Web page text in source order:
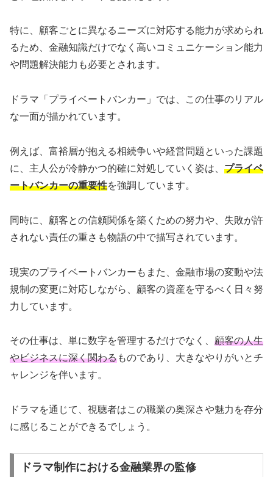
特に、顧客ごとに異なるニーズに対応する能力が求められ
るため、金融知識だけでなく高いコミュニケーション能力
や問題解決能力も必要とされます。
ドラマ「プライベートバンカー」では、この仕事のリアル
な一面が描かれています。
例えば、富裕層が抱える相続争いや経営問題といった課題
に、主人公が冷静かつ的確に対処していく姿は、 プライベ
ートバンカーの重要性を強調しています。
同時に、顧客との信頼関係を築くための努力や、失敗が許
されない責任の重さも物語の中で描写されています。
現実のプライベートバンカーもまた、金融市場の変動や法
規制の変更に対応しながら、顧客の資産を守るべく日々努
力しています。
その仕事は、単に数字を管理するだけでなく、 顧客の人生
やビジネスに深く関わるものであり、大きなやりがいとチ
ャレンジを伴います。
ドラマを通じて、視聴者はこの職業の奥深さや魅力を存分
に感じることができるでしょう。
ドラマ制作における金融業界の監修